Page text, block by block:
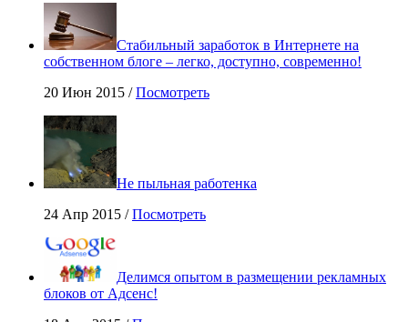
Стабильный заработок в Интернете на
собственном блоге – легко, доступно, современно!
20 Июн 2015 /Посмотреть
Не пыльная работенка
24 Апр 2015 /Посмотреть
Делимся опытом в размещении рекламных
блоков от Адсенс!